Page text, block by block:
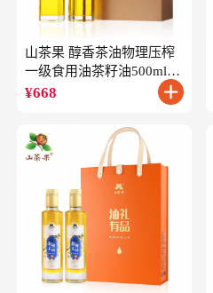
山茶果 醇香茶油物理压榨
一级食用油茶籽油500ml*2
礼盒
¥668